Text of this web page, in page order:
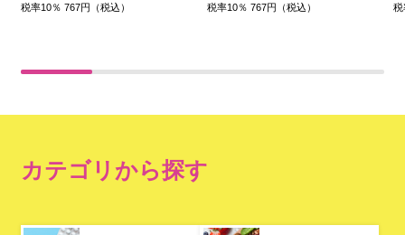
税率10％ 767円（税込） 税率10％ 767円（税込）
税
カテゴリから探す